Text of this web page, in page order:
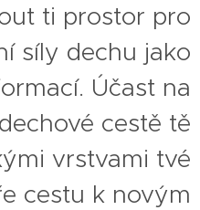
ti prostor pro
síly dechu jako
Účast na
cestě tě
vrstvami tvé
cestu k novým